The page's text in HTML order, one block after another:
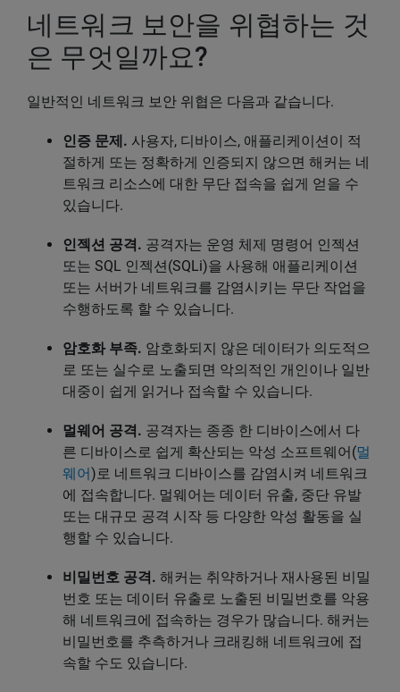
네트워크 보안을 위협하는 것
은 무엇일까요?
일반적인 네트워크 보안 위협은 다음과 같습니다.
인증 문제. 사용자, 디바이스, 애플리케이션이 적
절하게 또는 정확하게 인증되지 않으면 해커는 네
트워크 리소스에 대한 무단 접속을 쉽게 얻을 수
있습니다.
인젝션 공격. 공격자는 운영 체제 명령어 인젝션
또는 SQL 인젝션(SQLi)을 사용해 애플리케이션
또는 서버가 네트워크를 감염시키는 무단 작업을
수행하도록 할 수 있습니다.
암호화 부족. 암호화되지 않은 데이터가 의도적으
로 또는 실수로 노출되면 악의적인 개인이나 일반
대중이 쉽게 읽거나 접속할 수 있습니다.
멀웨어 공격. 공격자는 종종 한 디바이스에서 다
른 디바이스로 쉽게 확산되는 악성 소프트웨어(멀
웨어)로 네트워크 디바이스를 감염시켜 네트워크
에 접속합니다. 멀웨어는 데이터 유출, 중단 유발
또는 대규모 공격 시작 등 다양한 악성 활동을 실
행할 수 있습니다.
비밀번호 공격. 해커는 취약하거나 재사용된 비밀
번호 또는 데이터 유출로 노출된 비밀번호를 악용
해 네트워크에 접속하는 경우가 많습니다. 해커는
비밀번호를 추측하거나 크래킹해 네트워크에 접
속할 수도 있습니다.